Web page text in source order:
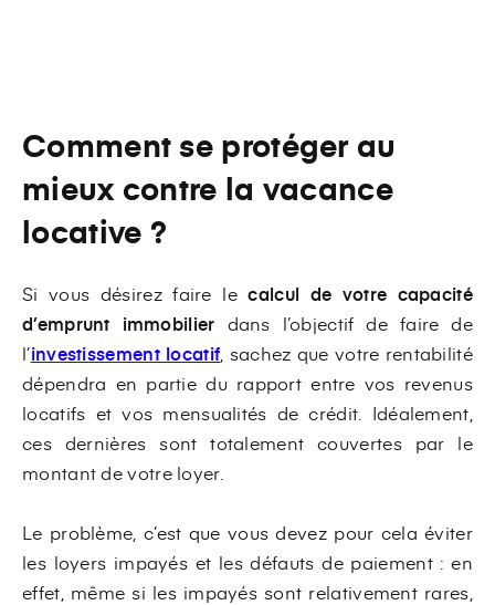
Comment se protéger au
mieux contre la vacance
locative ?
Si vous désirez faire lecalcul de votre capacité
d’emprunt immobilier dans l’objectif de faire de
l’investissement locatif , sachez que votre rentabilité
dépendra en partie du rapport entre vos revenus
locatifs et vos mensualités de crédit. Idéalement,
ces dernières sont totalement couvertes par le
montant de votre loyer.
Le problème, c’est que vous devez pour cela éviter
les loyers impayés et les défauts de paiement : en
effet, même si les impayés sont relativement rares,